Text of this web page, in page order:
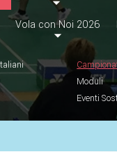
Vola con Noi 2026
Moduli
Eventi